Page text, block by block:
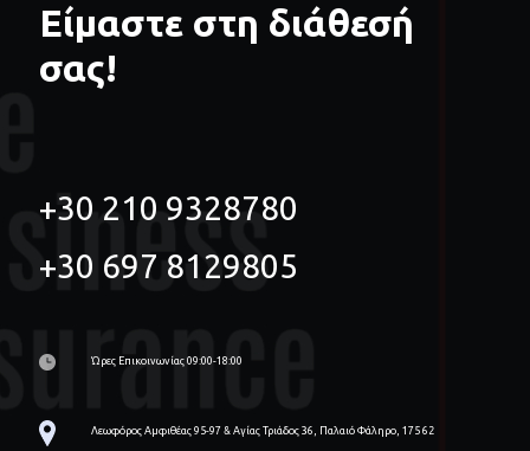
Είμαστε στη διάθεσή
σας!
+30 210 9328780
+30 697 8129805
Ώρες Επικοινωνίας 09:00-18:00
Λεωφόρος Αμφιθέας 95-97 & Αγίας Τριάδος 36, Παλαιό Φάληρο, 175 62